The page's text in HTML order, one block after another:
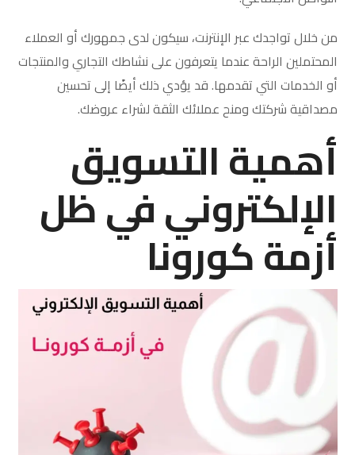
من خلال تواجدك عبر الإنترنت، سيكون لدى جمهورك أو العملاء
المحتملين الراحة عندما يتعرفون على نشاطك التجاري والمنتجات
أو الخدمات التي تقدمها. قد يؤدي ذلك أيضًا إلى تحسين
مصداقية شركتك ومنح عملائك الثقة لشراء عروضك.
أهمية التسويق
الإلكتروني في ظل
أزمة كورونا